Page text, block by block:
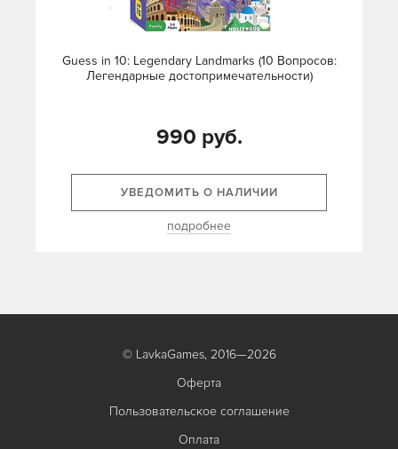
Guess in 10: Legendary Landmarks (10 Вопросов:
Легендарные достопримечательности)
990 руб.
УВЕДОМИТЬ О НАЛИЧИИ
подробнее
© LavkaGames, 2016—2026
Оферта
Пользовательское соглашение
Оплата